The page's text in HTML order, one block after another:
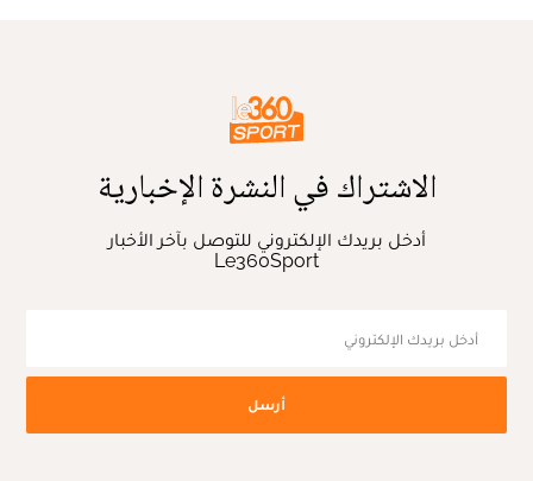
الاشتراك في النشرة الإخبارية
أدخل بريدك الإلكتروني للتوصل بآخر الأخبار
Le360Sport
أرسل